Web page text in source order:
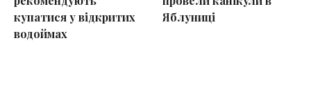
купатися у відкритих
водоймах
Яблуниці